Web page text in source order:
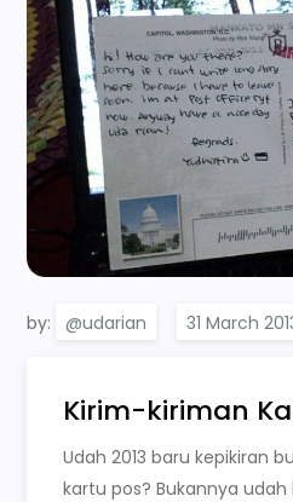
by: @udarian
Kirim-kiriman
Udah 2013 baru kepikiran
kartu pos? Bukannya